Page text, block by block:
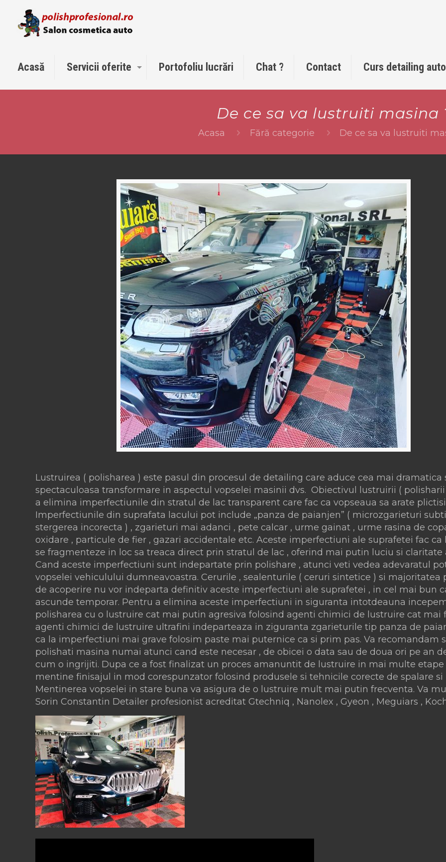
Acasă Servicii oferite Portofoliu lucrări Chat ? Contact Curs detailing auto
De ce sa va lustruiti masina
Acasa Fără categorie De ce sa va lustruiti
Lustruirea ( polisharea ) este pasul din procesul de detailing care aduce cea mai dramatica
spectaculoasa transformare in aspectul vopselei masinii dvs. Obiectivul lustruirii (
a elimina imperfectiunile din stratul de lac transparent care fac ca vopseaua sa arate
Imperfectiunile din suprafata lacului pot include „panza de paianjen” ( microzgarieturi
stergerea incorecta ) , zgarieturi mai adanci , pete calcar , urme gainat , urme rasina de
oxidare , particule de fier , gazari accidentale etc. Aceste imperfectiuni ale suprafetei fac ca
se fragmenteze in loc sa treaca direct prin stratul de lac , oferind mai putin luciu si claritate
Cand aceste imperfectiuni sunt indepartate prin polishare , atunci veti vedea adevaratul
vopselei vehiculului dumneavoastra. Cerurile , sealenturile ( ceruri sintetice ) si majoritatea
de acoperire nu vor indeparta definitiv aceste imperfectiuni ale suprafetei , in cel mai bun
ascunde temporar. Pentru a elimina aceste imperfectiuni in siguranta intotdeauna
polisharea cu o lustruire cat mai putin agresiva folosind agenti chimici de lustruire cat mai
agenti chimici de lustruire ultrafini indeparteaza in ziguranta zgarieturile tip panza de
ca la imperfectiuni mai grave folosim paste mai puternice ca si prim pas. Va recomandam
polishati masina numai atunci cand este necesar , de obicei o data sau de doua ori pe an
cum o ingrijiti. Dupa ce a fost finalizat un proces amanuntit de lustruire in mai multe
mentine finisajul in mod corespunzator folosind produsele si tehnicile corecte de spalare si
Mentinerea vopselei in stare buna va asigura de o lustruire mult mai putin frecventa. Va
Sorin Constantin Detailer profesionist acreditat Gtechniq , Nanolex , Gyeon , Meguiars ,